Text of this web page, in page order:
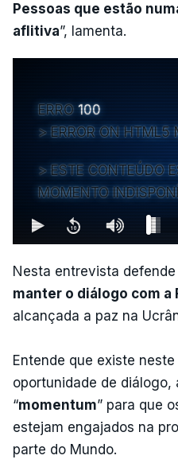
Pessoas que estão
aflitiva”, lamenta.
ERRO 100
ERROR ON HTML5
ESTE CONTEÚDO
MOMENTO
Nesta entrevista defende
manter o diálogo com a
alcançada a paz na
Entende que existe
oportunidade de diálogo,
“momentum” para que
estejam engajados na
parte do Mundo.